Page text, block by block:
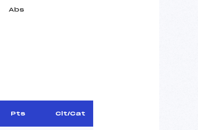
Abs
Pts Clt/Cat